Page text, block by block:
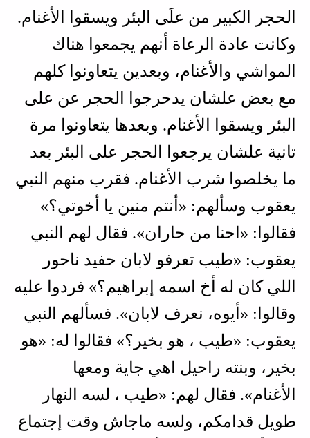
الحجر الكبير من علَى البئر ويسقوا الأغنام.
وكانت عادة الرعاة أنهم يجمعوا هناك
المواشي والأغنام، وبعدين يتعاونوا كلهم
مع بعض علشان يدحرجوا الحجر عن على
البئر ويسقوا الأغنام. وبعدها يتعاونوا مرة
تانية علشان يرجعوا الحجر على البئر بعد
ما يخلصوا شرب الأغنام. فقرب منهم النبي
يعقوب وسألهم: «أنتم منين يا أخوتي؟»
فقالوا: «احنا من حاران». فقال لهم النبي
يعقوب: «طيب تعرفو لابان حفيد ناحور
اللي كان له أخ اسمه إبراهيم؟» فردوا عليه
وقالوا: «أيوه، نعرف لابان». فسألهم النبي
يعقوب: «طيب ، هو بخير؟» فقالوا له: «هو
بخير، وبنته راحيل اهي جاية ومعها
الأغنام». فقال لهم: «طيب ، لسه النهار
طويل قدامكم، ولسه ماجاش وقت إجتماع